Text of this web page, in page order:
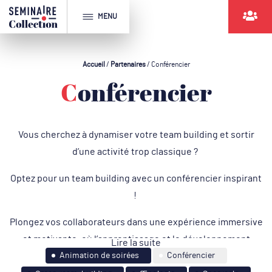
MENU
Accueil / Partenaires/ Conférencier
Conférencier
Vous cherchez à dynamiser votre team building et sortir
d’une activité trop classique ?
Optez pour un team building avec un conférencier inspirant
!
Plongez vos collaborateurs dans une expérience immersive
et motivante, où l’apprentissage et le développement
personnel se rejoignent pour souder votre équipe.
Lire la suite
Animation de soirées Conférencier